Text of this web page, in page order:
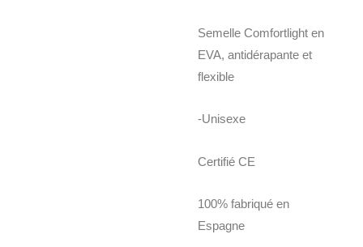
Semelle Comfortlight en
EVA, antidérapante et
flexible
-Unisexe
Certifié CE
100% fabriqué en
Espagne